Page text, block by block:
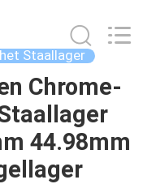
Staallager
Chrome-
44.98mm